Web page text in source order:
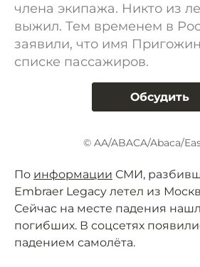
члена экипажа. Никто из
выжил. Тем временем в
заявили, что имя
списке пассажиров.
Обсудить
© AA/ABACA/Abaca/
По информации СМИ,
Embraer Legacy летел из
Сейчас на месте падения
погибших. В соцсетях
падением самолёта.